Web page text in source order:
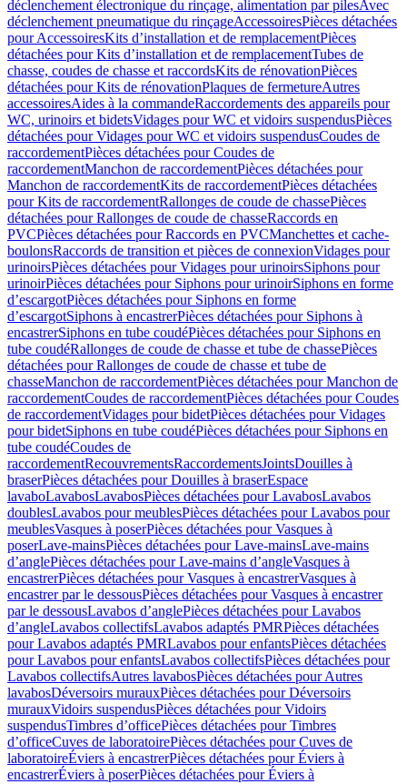
déclenchement électronique du rinçage, alimentation par pilesAvec
déclenchement pneumatique du rinçageAccessoiresPièces détachées
pour AccessoiresKits d’installation et de remplacementPièces
détachées pour Kits d’installation et de remplacementTubes de
chasse, coudes de chasse et raccordsKits de rénovationPièces
détachées pour Kits de rénovationPlaques de fermetureAutres
accessoiresAides à la commandeRaccordements des appareils pour
WC, urinoirs et bidetsVidages pour WC et vidoirs suspendusPièces
détachées pour Vidages pour WC et vidoirs suspendusCoudes de
raccordementPièces détachées pour Coudes de
raccordementManchon de raccordementPièces détachées pour
Manchon de raccordementKits de raccordementPièces détachées
pour Kits de raccordementRallonges de coude de chassePièces
détachées pour Rallonges de coude de chasseRaccords en
PVCPièces détachées pour Raccords en PVCManchettes et cache-
boulonsRaccords de transition et pièces de connexionVidages pour
urinoirsPièces détachées pour Vidages pour urinoirsSiphons pour
urinoirPièces détachées pour Siphons pour urinoirSiphons en forme
d’escargotPièces détachées pour Siphons en forme
d’escargotSiphons à encastrerPièces détachées pour Siphons à
encastrerSiphons en tube coudéPièces détachées pour Siphons en
tube coudéRallonges de coude de chasse et tube de chassePièces
détachées pour Rallonges de coude de chasse et tube de
chasseManchon de raccordementPièces détachées pour Manchon de
raccordementCoudes de raccordementPièces détachées pour Coudes
de raccordementVidages pour bidetPièces détachées pour Vidages
pour bidetSiphons en tube coudéPièces détachées pour Siphons en
tube coudéCoudes de
raccordementRecouvrementsRaccordementsJointsDouilles à
braserPièces détachées pour Douilles à braserEspace
lavaboLavabosLavabosPièces détachées pour LavabosLavabos
doublesLavabos pour meublesPièces détachées pour Lavabos pour
meublesVasques à poserPièces détachées pour Vasques à
poserLave-mainsPièces détachées pour Lave-mainsLave-mains
d’anglePièces détachées pour Lave-mains d’angleVasques à
encastrerPièces détachées pour Vasques à encastrerVasques à
encastrer par le dessousPièces détachées pour Vasques à encastrer
par le dessousLavabos d’anglePièces détachées pour Lavabos
d’angleLavabos collectifsLavabos adaptés PMRPièces détachées
pour Lavabos adaptés PMRLavabos pour enfantsPièces détachées
pour Lavabos pour enfantsLavabos collectifsPièces détachées pour
Lavabos collectifsAutres lavabosPièces détachées pour Autres
lavabosDéversoirs murauxPièces détachées pour Déversoirs
murauxVidoirs suspendusPièces détachées pour Vidoirs
suspendusTimbres dʼofficePièces détachées pour Timbres
dʼofficeCuves de laboratoirePièces détachées pour Cuves de
laboratoireÉviers à encastrerPièces détachées pour Éviers à
encastrerÉviers à poserPièces détachées pour Éviers à